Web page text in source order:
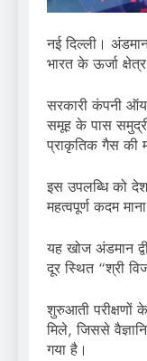
नई दिल्ली।
भारत के ऊर्जा
सरकारी कंपनी
समूह के पास
प्राकृतिक गैस की
इस उपलब्धि को
महत्वपूर्ण कदम
यह खोज अंडमान
दूर स्थित “श्री
शुरुआती परीक्षणों
मिले, जिससे
गया है।